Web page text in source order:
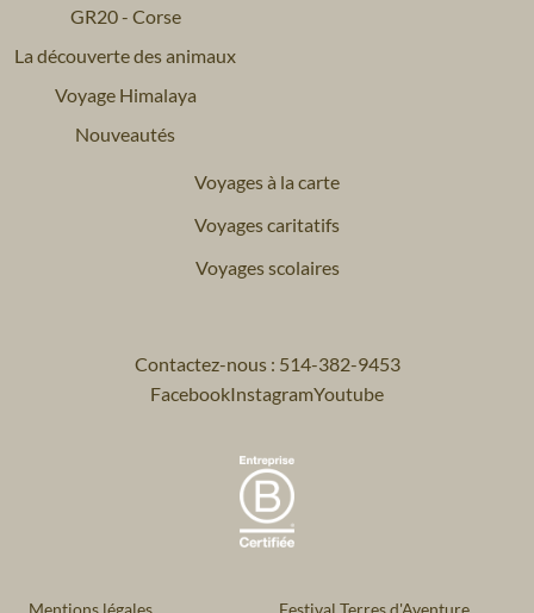
GR20 - Corse
La découverte des animaux
Voyage Himalaya
Nouveautés
Voyages à la carte
Voyages caritatifs
Voyages scolaires
Contactez-nous : 514-382-9453
FacebookInstagramYoutube
Mentions légales Festival Terres d'Aventure